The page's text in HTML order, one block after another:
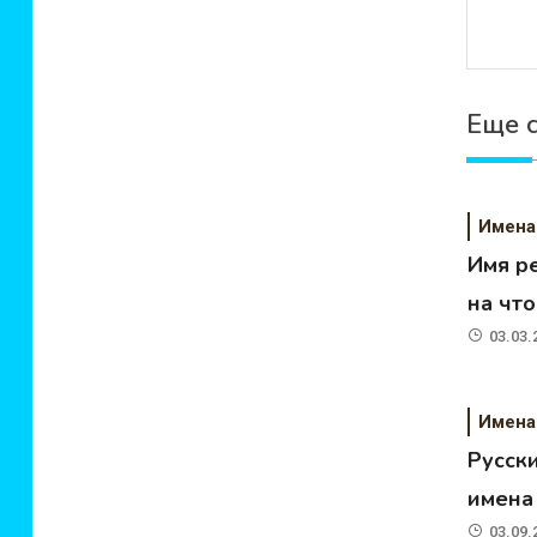
Еще
Имена
Имя
на
Имена